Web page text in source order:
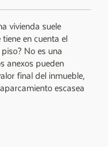
vivienda suele
en cuenta el
No es una
anexos pueden
final del inmueble,
escasea